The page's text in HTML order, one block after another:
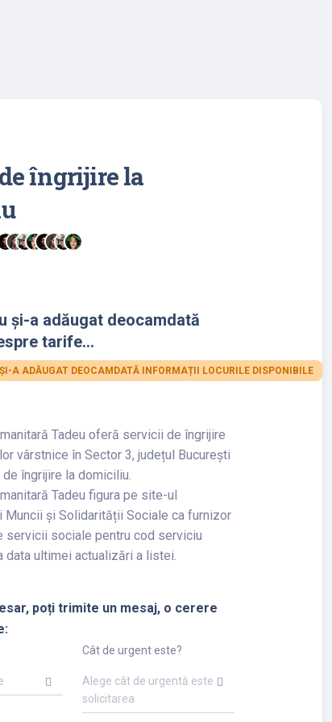
îngrijire la
și-a adăugat deocamdată
tarife...
A ADĂUGAT DEOCAMDATĂ INFORMAȚII LOCURILE DISPONIBILE
Tadeu oferă servicii de îngrijire
vârstnice în Sector 3, județul București
îngrijire la domiciliu.
Tadeu figura pe site-ul
Muncii și Solidarității Sociale ca furnizor
servicii sociale pentru cod serviciu
data ultimei actualizări a listei.
poți trimite un mesaj, o cerere
Cât de urgent este?
Alege cât de urgentă este
solicitarea